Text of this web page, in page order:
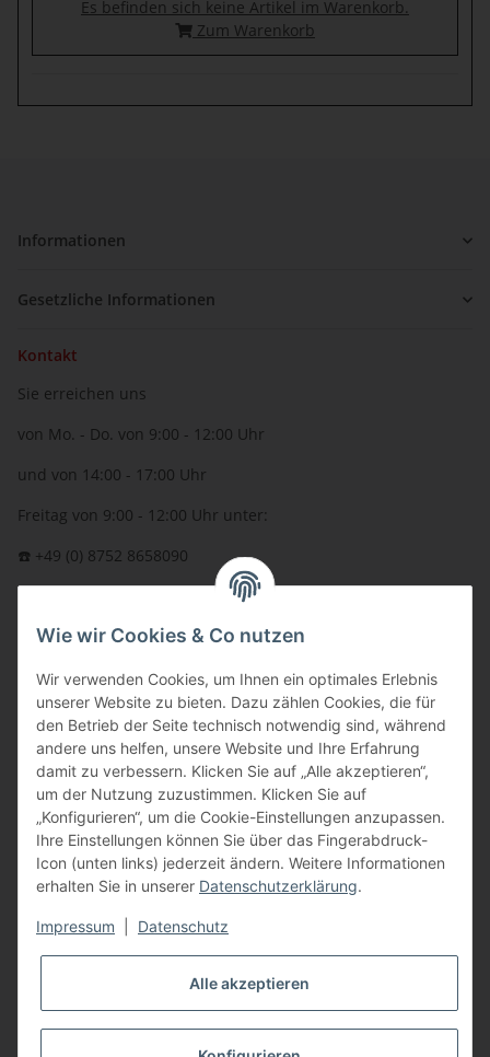
Es befinden sich keine Artikel im Warenkorb.
Zum Warenkorb
Informationen
Gesetzliche Informationen
Kontakt
Sie erreichen uns
von Mo. - Do. von 9:00 - 12:00 Uhr
und von 14:00 - 17:00 Uhr
Freitag von 9:00 - 12:00 Uhr unter:
☎️ +49 (0) 8752 8658090
oder über unserKontaktformular
BFT - Autorisierter Fachhändler
Wie wir Cookies & Co nutzen
Wir verwenden Cookies, um Ihnen ein optimales Erlebnis
unserer Website zu bieten. Dazu zählen Cookies, die für
den Betrieb der Seite technisch notwendig sind, während
andere uns helfen, unsere Website und Ihre Erfahrung
damit zu verbessern. Klicken Sie auf „Alle akzeptieren“,
um der Nutzung zuzustimmen. Klicken Sie auf
„Konfigurieren“, um die Cookie-Einstellungen anzupassen.
Ihre Einstellungen können Sie über das Fingerabdruck-
Icon (unten links) jederzeit ändern. Weitere Informationen
erhalten Sie in unserer Datenschutzerklärung.
Impressum Datenschutz
Alle akzeptieren